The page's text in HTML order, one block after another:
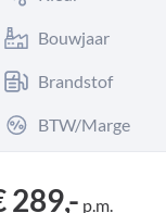
Bouwjaar
Brandstof
BTW/Marge
289,- p.m.